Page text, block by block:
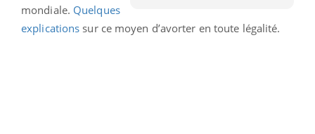
mondiale. Quelques
explications sur ce moyen d’avorter en toute légalité.